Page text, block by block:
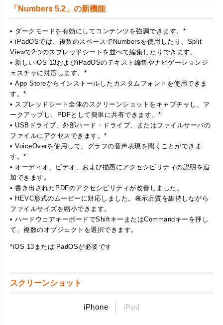
「Numbers 5.2」の新機能
• ダークモードを有効にしてコンテンツを強調できます。*
• iPadOSでは、複数のスペースでNumbersを使用したり、Split
Viewで2つのスプレッドシートを並べて編集したりできます。
• 新しいiOS 13およびiPadOSのテキスト編集やナビゲーションジ
ェスチャに対応します。*
• App Storeからインストールしたカスタムフォントを使用できま
す。*
• スプレッドシート全体のスクリーンショットをキャプチャし、マ
ークアップし、PDFとして簡単に共有できます。*
• USBドライブ、外部ハード・ドライブ、またはファイルサーバの
ファイルにアクセスできます。*
• VoiceOverを使用して、グラフの音声表現を聞くことができま
す。*
• オーディオ、ビデオ、および描画にアクセシビリティの説明を追
加できます。
• 書き出されたPDFのアクセシビリティが改善しました。
• HEVC形式のムービーに対応しました。表示品質を維持しながら
ファイルサイズを縮小できます。
• ハードウェアキーボードでShiftキーまたはCommandキーを押し
て、複数のオブジェクトを選択できます。
*iOS 13またはiPadOSが必要です
スクリーンショット
iPhone iPad